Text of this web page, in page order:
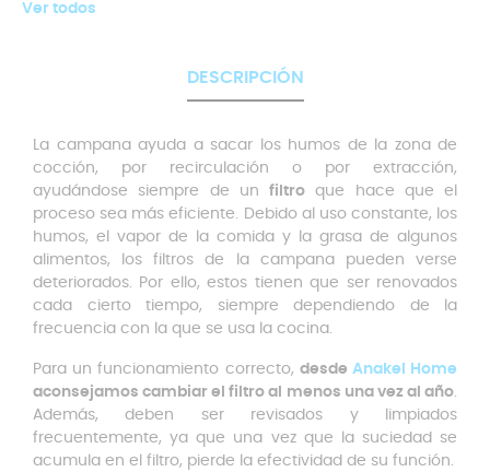
Ver todos
DESCRIPCIÓN
La campana ayuda a sacar los humos de la zona de
cocción, por recirculación o por extracción,
ayudándose siempre de un filtro que hace que el
proceso sea más eficiente. Debido al uso constante, los
humos, el vapor de la comida y la grasa de algunos
alimentos, los filtros de la campana pueden verse
deteriorados. Por ello, estos tienen que ser renovados
cada cierto tiempo, siempre dependiendo de la
frecuencia con la que se usa la cocina.
Para un funcionamiento correcto, desde Anakel Home
aconsejamos cambiar el filtro al menos una vez al año.
Además, deben ser revisados y limpiados
frecuentemente, ya que una vez que la suciedad se
acumula en el filtro, pierde la efectividad de su función.